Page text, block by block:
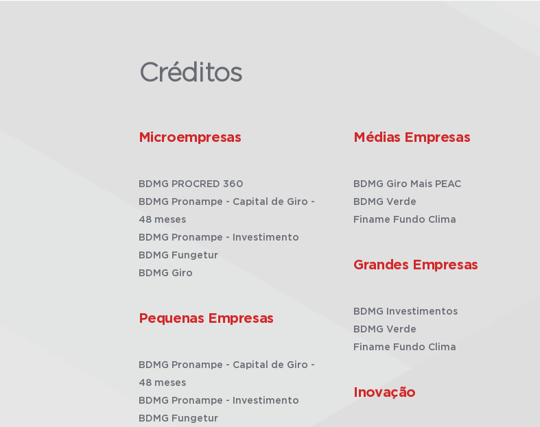
Créditos
Microempresas
BDMG PROCRED 360
BDMG Pronampe - Capital de Giro -
48 meses
BDMG Pronampe - Investimento
BDMG Fungetur
BDMG Giro
Pequenas Empresas
BDMG Pronampe - Capital de Giro -
48 meses
BDMG Pronampe - Investimento
BDMG Fungetur
Médias Empresas
BDMG Giro Mais PEAC
BDMG Verde
Finame Fundo Clima
Grandes Empresas
BDMG Investimentos
BDMG Verde
Finame Fundo Clima
Inovação